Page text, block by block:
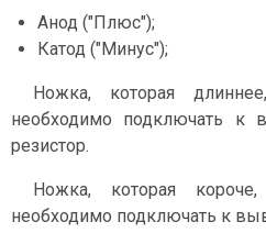
Анод ("Плюс");
Катод ("Минус");
Ножка, которая
необходимо подключать к
резистор.
Ножка, которая
необходимо подключать к